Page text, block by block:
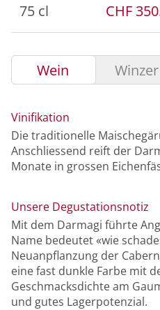
75 cl CHF
Wein Winzer
Vinifikation
Die traditionelle
Anschliessend reift der
Monate in grossen
Unsere Degustationsnotiz
Mit dem Darmagi führte
Name bedeutet «wie
Neuanpflanzung der
eine fast dunkle Farbe mit
Geschmacksdichte am
und gutes Lagerpotenzial.